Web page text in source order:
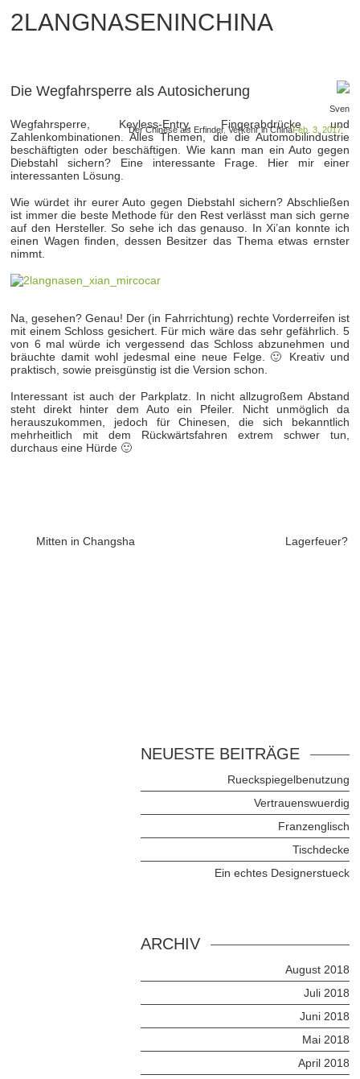
2LANGNASENINCHINA
Die Wegfahrsperre als Autosicherung
Sven
Feb. 3, 2017
Der Chinese als Erfinder, Verkehr in China
Wegfahrsperre, Keyless-Entry, Fingerabdrücke und
Zahlenkombinationen. Alles Themen, die die Automobilindustrie
beschäftigten oder beschäftigen. Wie kann man ein Auto gegen
Diebstahl sichern? Eine interessante Frage. Hier mir einer
interessanten Lösung.
Wie würdet ihr eurer Auto gegen Diebstahl sichern? Abschließen
ist immer die beste Methode für den Rest verlässt man sich gerne
auf den Hersteller. So sehe ich das genauso. In Xi’an konnte ich
einen Wagen finden, dessen Besitzer das Thema etwas ernster
nimmt.
Na, gesehen? Genau! Der (in Fahrrichtung) rechte Vorderreifen ist
mit einem Schloss gesichert. Für mich wäre das sehr gefährlich. 5
von 6 mal würde ich vergessend das Schloss abzunehmen und
bräuchte damit wohl jedesmal eine neue Felge. 🙂 Kreativ und
praktisch, sowie preisgünstig ist die Version schon.
Interessant ist auch der Parkplatz. In nicht allzugroßem Abstand
steht direkt hinter dem Auto ein Pfeiler. Nicht unmöglich da
herauszukommen, jedoch für Chinesen, die sich bekanntlich
mehrheitlich mit dem Rückwärtsfahren extrem schwer tun,
durchaus eine Hürde 🙂
Mitten in Changsha Lagerfeuer?
NEUESTE BEITRÄGE
Rueckspiegelbenutzung
Vertrauenswuerdig
Franzenglisch
Tischdecke
Ein echtes Designerstueck
ARCHIV
August 2018
Juli 2018
Juni 2018
Mai 2018
April 2018